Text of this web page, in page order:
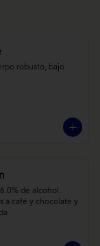
robusto, bajo
de alcohol.
a café y chocolate y